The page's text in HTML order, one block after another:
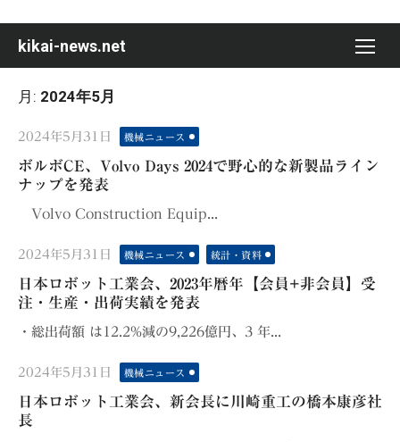
content
kikai-news.net
月: 2024年5月
Posted
on
2024年5月31日 機械ニュース
ボルボCE、Volvo Days 2024で野心的な新製品ライン
ナップを発表
Volvo Construction Equip...
Posted
on
2024年5月31日 機械ニュース 統計・資料
日本ロボット工業会、2023年暦年【会員+非会員】受
注・⽣産・出荷実績を発表
・総出荷額 は12.2%減の9,226億円、3 年...
Posted
on
2024年5月31日 機械ニュース
日本ロボット工業会、新会長に川崎重工の橋本康彦社
長